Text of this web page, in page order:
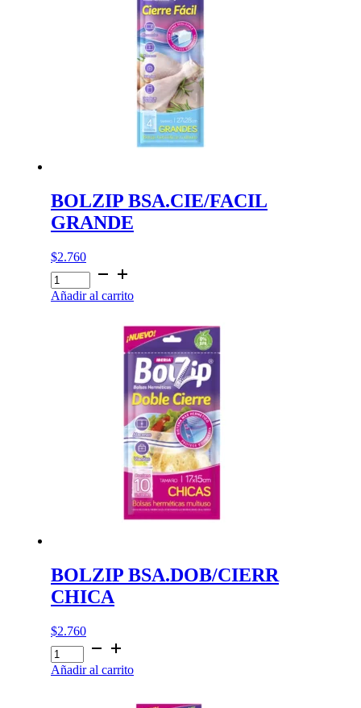
BOLZIP BSA.CIE/FACIL
GRANDE
$2.760
BOLZIP
BSA.CIE/FACIL
GRANDE
Añadir al carrito
BOLZIP BSA.DOB/CIERR
CHICA
$2.760
BOLZIP
BSA.DOB/CIERR
CHICA
Añadir al carrito